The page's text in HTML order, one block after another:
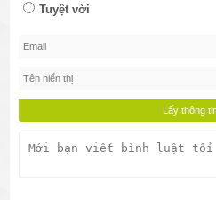
Tuyệt vời